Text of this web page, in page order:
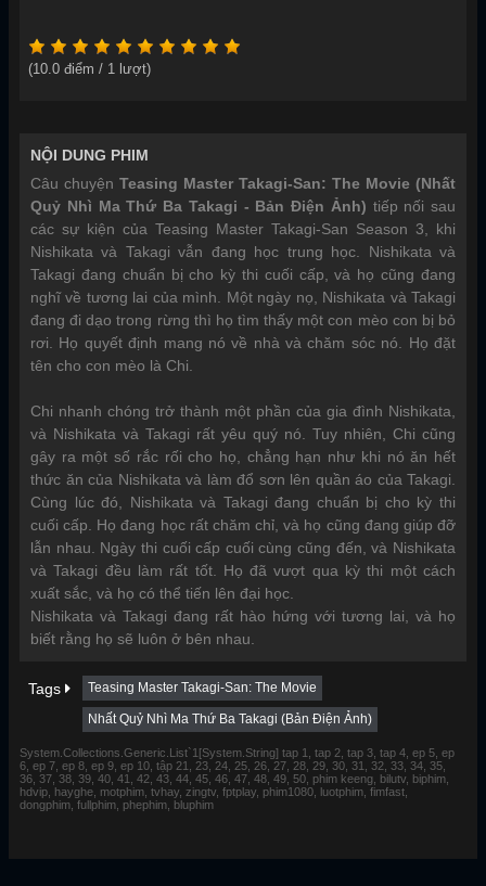
(10.0 điểm / 1 lượt)
NỘI DUNG PHIM
Câu chuyện Teasing Master Takagi-San: The Movie (Nhất
Quỷ Nhì Ma Thứ Ba Takagi - Bản Điện Ảnh) tiếp nối sau
các sự kiện của Teasing Master Takagi-San Season 3, khi
Nishikata và Takagi vẫn đang học trung học. Nishikata và
Takagi đang chuẩn bị cho kỳ thi cuối cấp, và họ cũng đang
nghĩ về tương lai của mình. Một ngày nọ, Nishikata và Takagi
đang đi dạo trong rừng thì họ tìm thấy một con mèo con bị bỏ
rơi. Họ quyết định mang nó về nhà và chăm sóc nó. Họ đặt
tên cho con mèo là Chi.
Chi nhanh chóng trở thành một phần của gia đình Nishikata,
và Nishikata và Takagi rất yêu quý nó. Tuy nhiên, Chi cũng
gây ra một số rắc rối cho họ, chẳng hạn như khi nó ăn hết
thức ăn của Nishikata và làm đổ sơn lên quần áo của Takagi.
Cùng lúc đó, Nishikata và Takagi đang chuẩn bị cho kỳ thi
cuối cấp. Họ đang học rất chăm chỉ, và họ cũng đang giúp đỡ
lẫn nhau. Ngày thi cuối cấp cuối cùng cũng đến, và Nishikata
và Takagi đều làm rất tốt. Họ đã vượt qua kỳ thi một cách
xuất sắc, và họ có thể tiến lên đại học.
Nishikata và Takagi đang rất hào hứng với tương lai, và họ
biết rằng họ sẽ luôn ở bên nhau.
Tags Teasing Master Takagi-San: The Movie
Nhất Quỷ Nhì Ma Thứ Ba Takagi (Bản Điện Ảnh)
System.Collections.Generic.List`1[System.String] tap 1, tap 2, tap 3, tap 4, ep 5, ep
6, ep 7, ep 8, ep 9, ep 10, tập 21, 23, 24, 25, 26, 27, 28, 29, 30, 31, 32, 33, 34, 35,
36, 37, 38, 39, 40, 41, 42, 43, 44, 45, 46, 47, 48, 49, 50, phim keeng, bilutv, biphim,
hdvip, hayghe, motphim, tvhay, zingtv, fptplay, phim1080, luotphim, fimfast,
dongphim, fullphim, phephim, bluphim